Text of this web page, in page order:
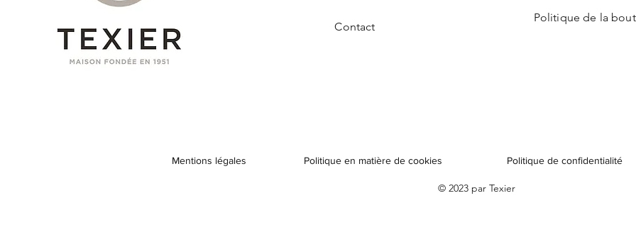
Contact
Politique de la
Mentions légales Politique en matière de cookies Politique de confidentialité
© 2023 par Texier